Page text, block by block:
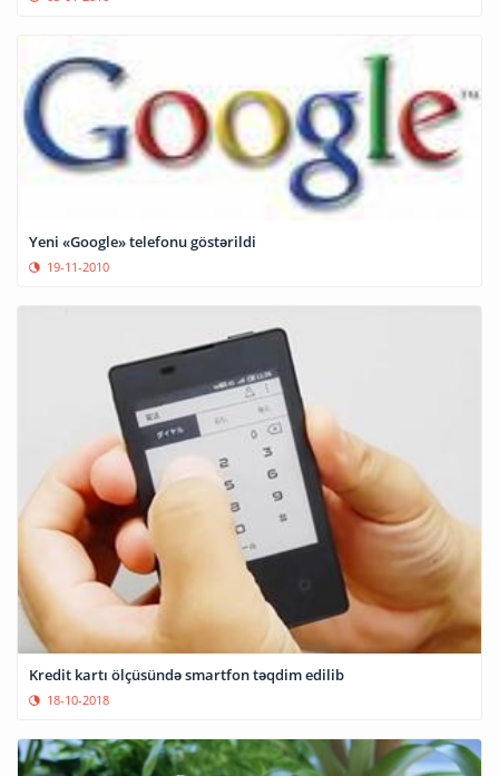
Yeni «Google» telefonu göstərildi
19-11-2010
Kredit kartı ölçüsündə smartfon təqdim edilib
18-10-2018